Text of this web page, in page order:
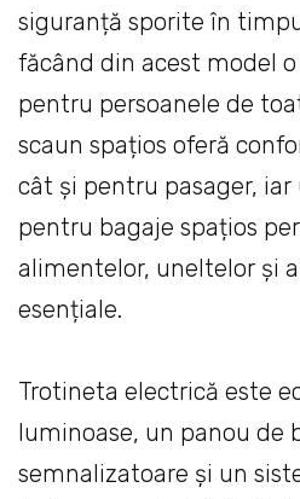
siguranță sporite în
făcând din acest model
pentru persoanele de
scaun spațios oferă
cât și pentru pasager,
pentru bagaje spațios
alimentelor, uneltelor și
esențiale.
Trotineta electrică este
luminoase, un panou de
semnalizatoare și un